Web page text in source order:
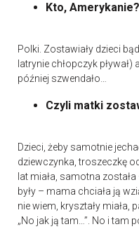
Kto, Amerykanie?
Polki. Zostawiały dzieci
latrynie chłopczyk
później szwendało…
Czyli matki
Dzieci, żeby samotnie
dziewczynka, troszeczkę
lat miała, samotna
były – mama chciała ją
nie wiem, kryształy miała,
„No jak ją tam…”. No i tam